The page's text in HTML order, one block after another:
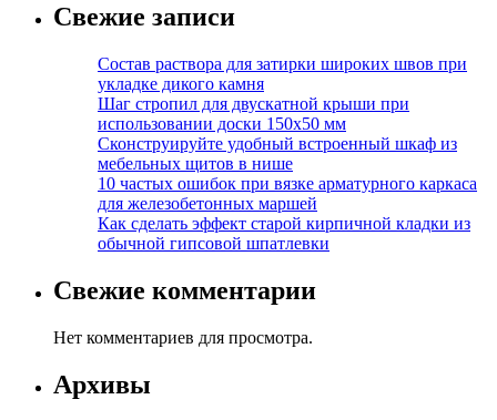
Свежие записи
Состав раствора для затирки широких швов при
укладке дикого камня
Шаг стропил для двускатной крыши при
использовании доски 150х50 мм
Сконструируйте удобный встроенный шкаф из
мебельных щитов в нише
10 частых ошибок при вязке арматурного каркаса
для железобетонных маршей
Как сделать эффект старой кирпичной кладки из
обычной гипсовой шпатлевки
Свежие комментарии
Нет комментариев для просмотра.
Архивы